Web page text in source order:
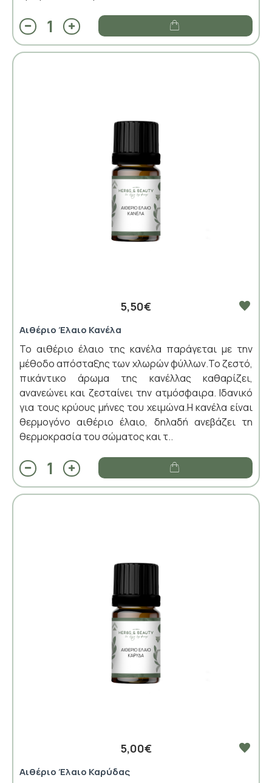
5,50€
Αιθέριο Έλαιο Κανέλα
Το αιθέριο έλαιο της κανέλα παράγεται με την
μέθοδο απόσταξης των χλωρών φύλλων.Το ζεστό,
πικάντικο άρωμα της κανέλλας καθαρίζει,
ανανεώνει και ζεσταίνει την ατμόσφαιρα. Ιδανικό
για τους κρύους μήνες του χειμώνα.Η κανέλα είναι
θερμογόνο αιθέριο έλαιο, δηλαδή ανεβάζει τη
θερμοκρασία του σώματος και τ..
5,00€
Αιθέριο Έλαιο Καρύδας